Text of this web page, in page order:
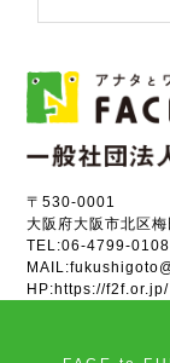
〒530-0001
大阪府大阪市北区
TEL:06-4799-0108
MAIL:
HP:https://f2f.or.jp/